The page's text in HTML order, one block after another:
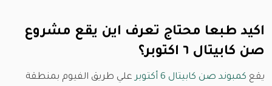
اكيد طبعا محتاج تعرف اين يقع مشروع
صن كابيتال ٦ اكتوبر؟
يقع كمبوند صن كابيتال 6 أكتوبر
علي طريق الفيوم بمنطقة